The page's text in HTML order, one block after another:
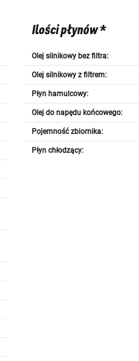
Ilości płynów *
Olej silnikowy bez filtra:
Olej silnikowy z filtrem:
Płyn hamulcowy:
Olej do napędu końcowego:
Pojemność zbiornika:
Płyn chłodzący: